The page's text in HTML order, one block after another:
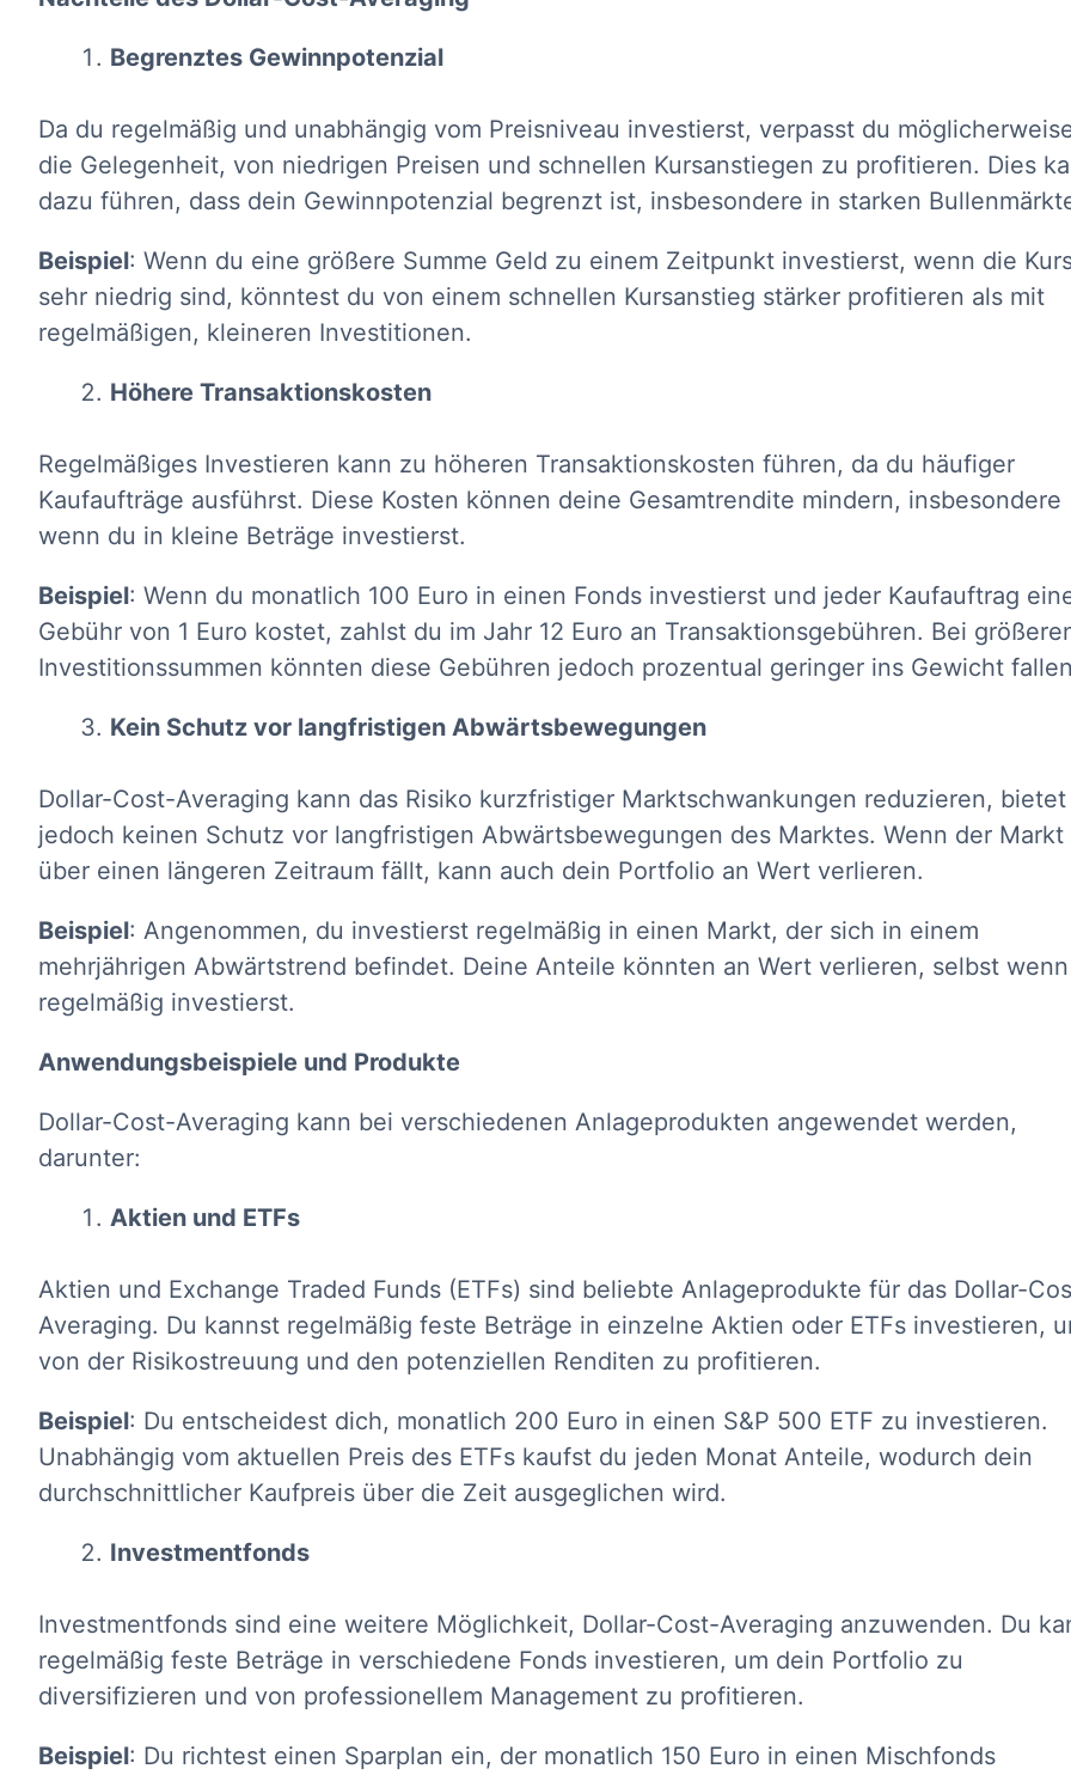
Begrenztes Gewinnpotenzial
Da du regelmäßig und unabhängig vom Preisniveau investierst, verpasst du
die Gelegenheit, von niedrigen Preisen und schnellen Kursanstiegen zu profitieren. Dies
dazu führen, dass dein Gewinnpotenzial begrenzt ist, insbesondere in starken
Beispiel: Wenn du eine größere Summe Geld zu einem Zeitpunkt investierst, wenn die
sehr niedrig sind, könntest du von einem schnellen Kursanstieg stärker profitieren als mit
regelmäßigen, kleineren Investitionen.
Höhere Transaktionskosten
Regelmäßiges Investieren kann zu höheren Transaktionskosten führen, da du häufiger
Kaufaufträge ausführst. Diese Kosten können deine Gesamtrendite mindern, insbesondere
wenn du in kleine Beträge investierst.
Beispiel: Wenn du monatlich 100 Euro in einen Fonds investierst und jeder Kaufauftrag
Gebühr von 1 Euro kostet, zahlst du im Jahr 12 Euro an Transaktionsgebühren. Bei
Investitionssummen könnten diese Gebühren jedoch prozentual geringer ins Gewicht
Kein Schutz vor langfristigen Abwärtsbewegungen
Dollar-Cost-Averaging kann das Risiko kurzfristiger Marktschwankungen reduzieren, bietet
jedoch keinen Schutz vor langfristigen Abwärtsbewegungen des Marktes. Wenn der Markt
über einen längeren Zeitraum fällt, kann auch dein Portfolio an Wert verlieren.
Beispiel: Angenommen, du investierst regelmäßig in einen Markt, der sich in einem
mehrjährigen Abwärtstrend befindet. Deine Anteile könnten an Wert verlieren, selbst
regelmäßig investierst.
Anwendungsbeispiele und Produkte
Dollar-Cost-Averaging kann bei verschiedenen Anlageprodukten angewendet werden,
darunter:
Aktien und ETFs
Aktien und Exchange Traded Funds (ETFs) sind beliebte Anlageprodukte für das Dollar-
Averaging. Du kannst regelmäßig feste Beträge in einzelne Aktien oder ETFs investieren,
von der Risikostreuung und den potenziellen Renditen zu profitieren.
Beispiel: Du entscheidest dich, monatlich 200 Euro in einen S&P 500 ETF zu investieren.
Unabhängig vom aktuellen Preis des ETFs kaufst du jeden Monat Anteile, wodurch dein
durchschnittlicher Kaufpreis über die Zeit ausgeglichen wird.
Investmentfonds
Investmentfonds sind eine weitere Möglichkeit, Dollar-Cost-Averaging anzuwenden. Du
regelmäßig feste Beträge in verschiedene Fonds investieren, um dein Portfolio zu
diversifizieren und von professionellem Management zu profitieren.
Beispiel: Du richtest einen Sparplan ein, der monatlich 150 Euro in einen Mischfonds